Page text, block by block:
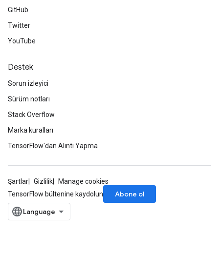
GitHub
Twitter
YouTube
Destek
Sorun izleyici
Sürüm notları
Stack Overflow
Marka kuralları
TensorFlow'dan Alıntı Yapma
Şartlar Gizlilik
Manage cookies
TensorFlow bültenine kaydolun
Abone ol